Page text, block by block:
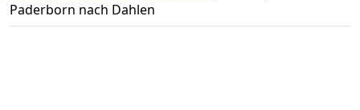
Paderborn nach Dahlen